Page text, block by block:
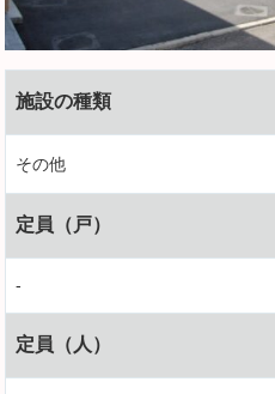
施設の種類
その他
定員（戸）
-
定員（人）